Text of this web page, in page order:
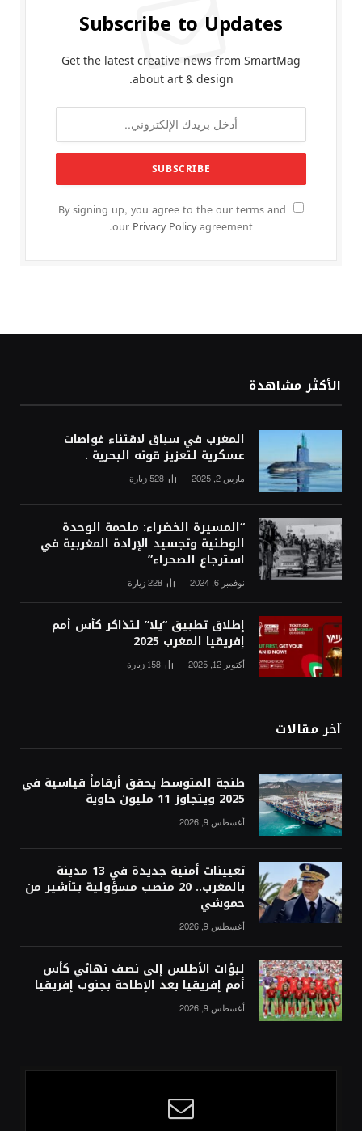
Subscribe to Updates
Get the latest creative news from SmartMag
about art & design.
By signing up, you agree to the our terms and
our Privacy Policyagreement.
الأكثر مشاهدة
المغرب في سباق لاقتناء غواصات
عسكرية لتعزيز قوته البحرية .
مارس 2, 2025 528 زيارة
“المسيرة الخضراء: ملحمة الوحدة
الوطنية وتجسيد الإرادة المغربية في
استرجاع الصحراء”
نوفمبر 6, 2024 228زيارة
إطلاق تطبيق “يلا” لتذاكر كأس أمم
إفريقيا المغرب 2025
أكتوبر 12, 2025 158 زيارة
آخر مقالات
طنجة المتوسط يحقق أرقاماً قياسية في
2025 ويتجاوز 11 مليون حاوية
أغسطس 9, 2026
تعيينات أمنية جديدة في 13 مدينة
بالمغرب.. 20 منصب مسؤولية بتأشير من
حموشي
أغسطس 9, 2026
لبؤات الأطلس إلى نصف نهائي كأس
أمم إفريقيا بعد الإطاحة بجنوب إفريقيا
أغسطس 9, 2026